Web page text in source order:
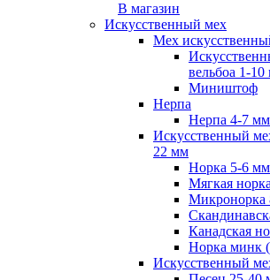
В магазин
Искусственный мех
Мех
вельбоа 1-
Миништоф
Нерпа
Нерпа 4-7 мм
Искусственный
22 мм
Норка 5-6 мм
Мягкая
Микронорка
Канадская
Норка минк
Искусственный